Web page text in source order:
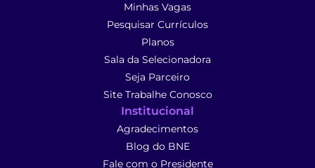
Minhas Vagas
Pesquisar Currículos
Planos
Sala da Selecionadora
Seja Parceiro
Site Trabalhe Conosco
Institucional
Agradecimentos
Blog do BNE
Fale com o Presidente